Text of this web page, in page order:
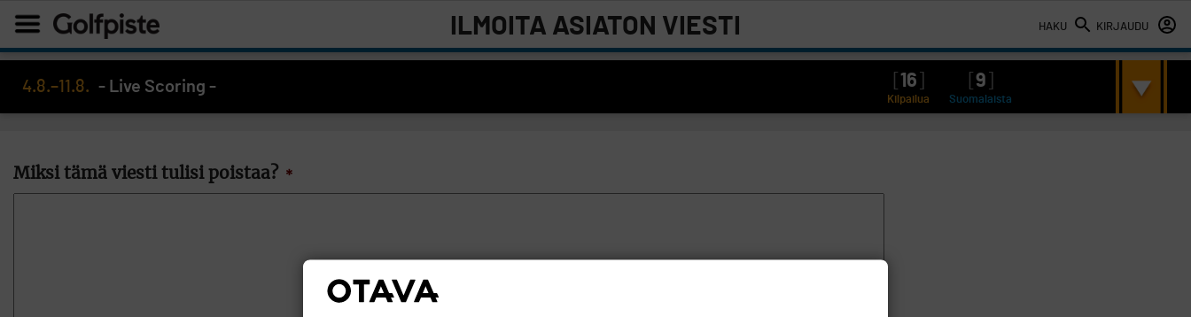
HAKU KIRJAUDU
ILMOITA ASIATON VIESTI
4.8.–11.8. - Live Scoring - 16 9
Kilpailua Suomalaista
Miksi tämä viesti tulisi poistaa? *